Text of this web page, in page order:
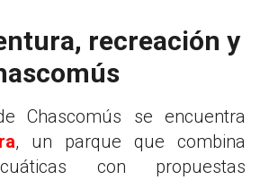
recreación y
Chascomús se encuentra
, un parque que combina
con propuestas